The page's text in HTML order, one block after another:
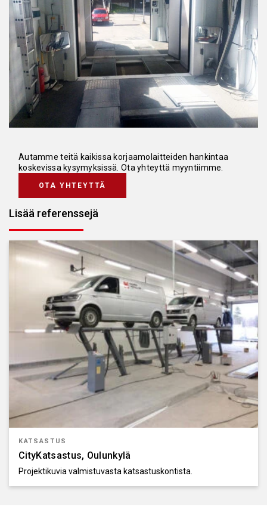
Autamme teitä kaikissa korjaamolaitteiden hankintaa
koskevissa kysymyksissä. Ota yhteyttä myyntiimme.
OTA YHTEYTTÄ
Lisää referenssejä
KATSASTUS
CityKatsastus, Oulunkylä
Projektikuvia valmistuvasta katsastuskontista.